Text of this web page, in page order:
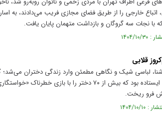
اتباع خارجی را از طریق فضای مجازی فریب می‌دادند، به
با نجات سه گروگان و بازداشت متهمان پایان یافت.
لباسی شیک و نگاهی مطمئن وارد زندگی دختران
پشت این چهره آرام، مردی ایستاده بود که بیش از ۷۰
فرو ریخت.